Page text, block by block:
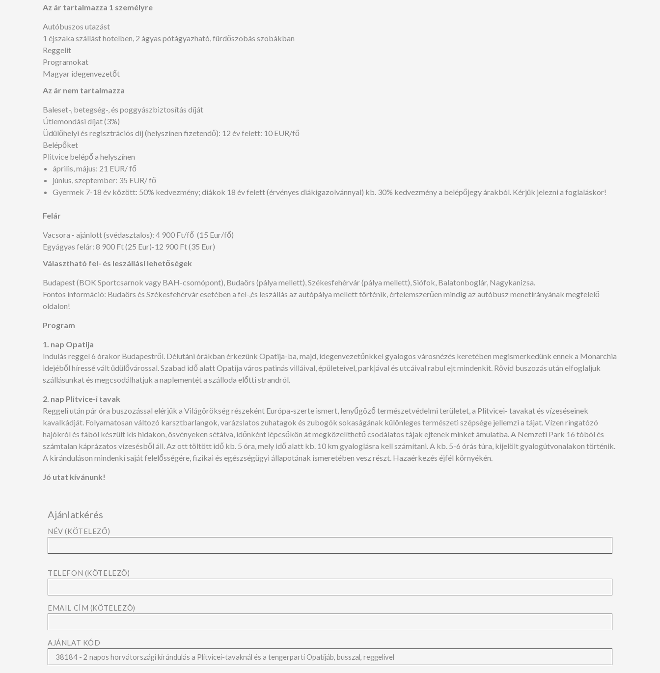
Az ár tartalmazza 1 személyre
Autóbuszos utazást
1 éjszaka szállást hotelben, 2 ágyas pótágyazható, fürdőszobás szobákban
Reggelit
Programokat
Magyar idegenvezetőt
Az ár nem tartalmazza
Baleset-, betegség-, és poggyászbiztosítás díját
Útlemondási díjat (3%)
Üdülőhelyi és regisztrációs díj (helyszínen fizetendő): 12 év felett: 10 EUR/fő
Belépőket
Plitvice belépő a helyszínen
április, május: 21 EUR/ fő
június, szeptember: 35 EUR/ fő
Gyermek 7-18 év között: 50% kedvezmény; diákok 18 év felett (érvényes diákigazolvánnyal) kb. 30% kedvezmény a belépőjegy árakból. Kérjük jelezni a foglaláskor!
Felár
Vacsora - ajánlott (svédasztalos): 4 900 Ft/fő (15 Eur/fő)
Egyágyas felár: 8 900 Ft (25 Eur)-12 900 Ft (35 Eur)
Választható fel- és leszállási lehetőségek
Budapest (BOK Sportcsarnok vagy BAH-csomópont), Budaörs (pálya mellett), Székesfehérvár (pálya mellett), Siófok, Balatonboglár, Nagykanizsa.
Fontos információ: Budaörs és Székesfehérvár esetében a fel-,és leszállás az autópálya mellett történik, értelemszerűen mindig az autóbusz menetirányának megfelelő
oldalon!
Program
1. nap Opatija
Indulás reggel 6 órakor Budapestről. Délutáni órákban érkezünk Opatija-ba, majd, idegenvezetőnkkel gyalogos városnézés keretében megismerkedünk ennek a Monarchia
idejéből híressé vált üdülővárossal. Szabad idő alatt Opatija város patinás villáival, épületeivel, parkjával és utcáival rabul ejt mindenkit. Rövid buszozás után elfoglaljuk
szállásunkat és megcsodálhatjuk a naplementét a szálloda előtti strandról.
2. nap Plitvice-i tavak
Reggeli után pár óra buszozással elérjük a Világörökség részeként Európa-szerte ismert, lenyűgöző természetvédelmi területet, a Plitvicei- tavakat és vízeséseinek
kavalkádját. Folyamatosan változó karsztbarlangok, varázslatos zuhatagok és zubogók sokaságának különleges természeti szépsége jellemzi a tájat. Vízen ringatózó
hajókról és fából készült kis hidakon, ösvényeken sétálva, időnként lépcsőkön át megközelíthető csodálatos tájak ejtenek minket ámulatba. A Nemzeti Park 16 tóból és
számtalan káprázatos vízesésből áll. Az ott töltött idő kb. 5 óra, mely idő alatt kb. 10 km gyaloglásra kell számítani. A kb. 5-6 órás túra, kijelölt gyalogútvonalakon történik.
A kiránduláson mindenki saját felelősségére, fizikai és egészségügyi állapotának ismeretében vesz részt. Hazaérkezés éjfél környékén.
Jó utat kívánunk!
Ajánlatkérés
NÉV (KÖTELEZŐ)
TELEFON (KÖTELEZŐ)
EMAIL CÍM (KÖTELEZŐ)
AJÁNLAT KÓD